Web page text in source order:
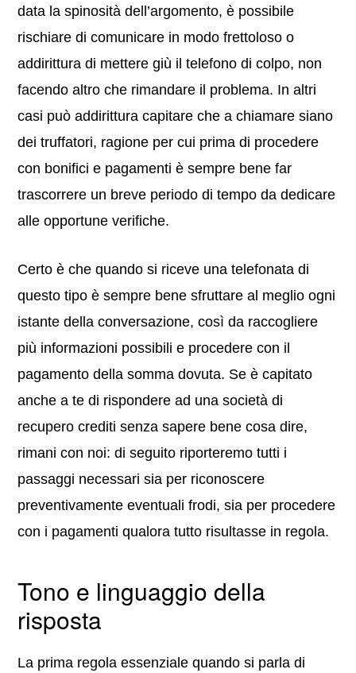
data la spinosità dell’argomento, è possibile
rischiare di comunicare in modo frettoloso o
addirittura di mettere giù il telefono di colpo, non
facendo altro che rimandare il problema. In altri
casi può addirittura capitare che a chiamare siano
dei truffatori, ragione per cui prima di procedere
con bonifici e pagamenti è sempre bene far
trascorrere un breve periodo di tempo da dedicare
alle opportune verifiche.
Certo è che quando si riceve una telefonata di
questo tipo è sempre bene sfruttare al meglio ogni
istante della conversazione, così da raccogliere
più informazioni possibili e procedere con il
pagamento della somma dovuta. Se è capitato
anche a te di rispondere ad una società di
recupero crediti senza sapere bene cosa dire,
rimani con noi: di seguito riporteremo tutti i
passaggi necessari sia per riconoscere
preventivamente eventuali frodi, sia per procedere
con i pagamenti qualora tutto risultasse in regola.
Tono e linguaggio della
risposta
La prima regola essenziale quando si parla di